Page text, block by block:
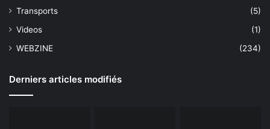
Transports
(5)
Videos
(1)
WEBZINE
(234)
Derniers articles modifiés